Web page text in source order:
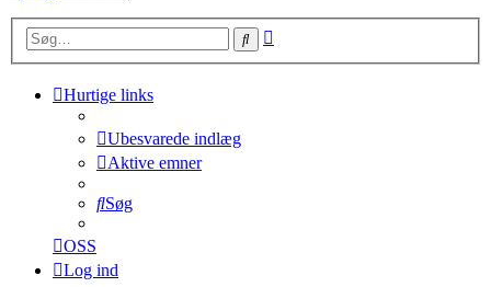
Søg
Hurtige links
Ubesvarede indlæg
Aktive emner
Søg
OSS
Log ind